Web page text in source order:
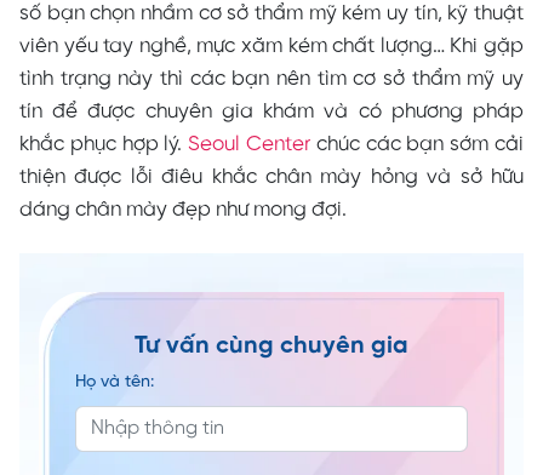
số bạn chọn nhầm cơ sở thẩm mỹ kém uy tín, kỹ thuật
viên yếu tay nghề, mực xăm kém chất lượng… Khi gặp
tình trạng này thì các bạn nên tìm cơ sở thẩm mỹ uy
tín để được chuyên gia khám và có phương pháp
khắc phục hợp lý.Seoul Center chúc các bạn sớm cải
thiện được lỗi điêu khắc chân mày hỏng và sở hữu
dáng chân mày đẹp như mong đợi.
Tư vấn cùng chuyên gia
Họ và tên: